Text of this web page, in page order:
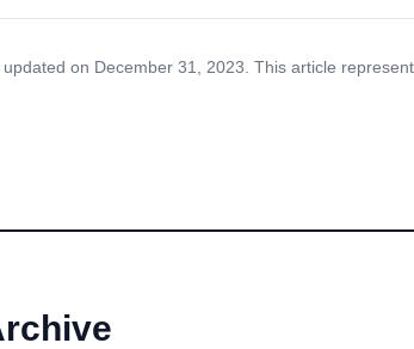
on December 31, 2023. This article